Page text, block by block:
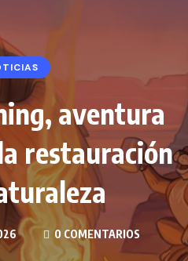
aventura
restauración
0 COMENTARIOS